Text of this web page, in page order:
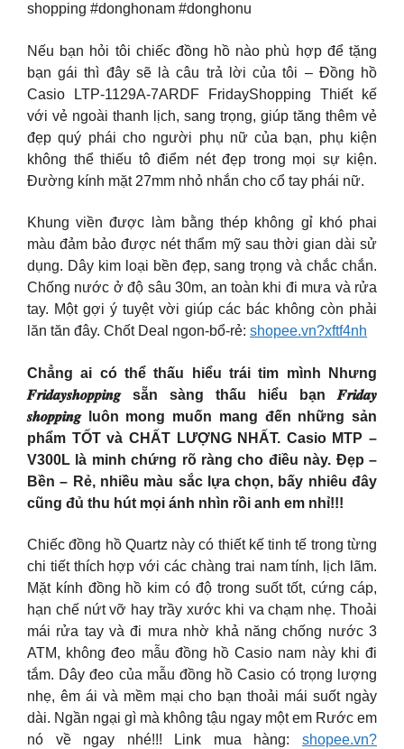
shopping #donghonam #donghonu
Nếu bạn hỏi tôi chiếc đồng hồ nào phù hợp để tặng
bạn gái thì đây sẽ là câu trả lời của tôi – Đồng hồ
Casio LTP-1129A-7ARDF FridayShopping Thiết kế
với vẻ ngoài thanh lịch, sang trọng, giúp tăng thêm vẻ
đẹp quý phái cho người phụ nữ của bạn, phụ kiện
không thể thiếu tô điểm nét đẹp trong mọi sự kiện.
Đường kính mặt 27mm nhỏ nhắn cho cổ tay phái nữ.
Khung viền được làm bằng thép không gỉ khó phai
màu đảm bảo được nét thẩm mỹ sau thời gian dài sử
dụng. Dây kim loại bền đẹp, sang trọng và chắc chắn.
Chống nước ở độ sâu 30m, an toàn khi đi mưa và rửa
tay. Một gợi ý tuyệt vời giúp các bác không còn phải
lăn tăn đây. Chốt Deal ngon-bổ-rẻ: shopee.vn?xftf4nh
Chẳng ai có thể thấu hiểu trái tim mình Nhưng
𝑭𝒓𝒊𝒅𝒂𝒚𝒔𝒉𝒐𝒑𝒑𝒊𝒏𝒈 sẵn sàng thấu hiểu bạn 𝑭𝒓𝒊𝒅𝒂𝒚
𝒔𝒉𝒐𝒑𝒑𝒊𝒏𝒈 luôn mong muốn mang đến những sản
phẩm TỐT và CHẤT LƯỢNG NHẤT. Casio MTP –
V300L là minh chứng rõ ràng cho điều này. Đẹp –
Bền – Rẻ, nhiều màu sắc lựa chọn, bấy nhiêu đây
cũng đủ thu hút mọi ánh nhìn rồi anh em nhỉ!!!
Chiếc đồng hồ Quartz này có thiết kế tinh tế trong từng
chi tiết thích hợp với các chàng trai nam tính, lịch lãm.
Mặt kính đồng hồ kim có độ trong suốt tốt, cứng cáp,
hạn chế nứt vỡ hay trầy xước khi va chạm nhẹ. Thoải
mái rửa tay và đi mưa nhờ khả năng chống nước 3
ATM, không đeo mẫu đồng hồ Casio nam này khi đi
tắm. Dây đeo của mẫu đồng hồ Casio có trọng lượng
nhẹ, êm ái và mềm mại cho bạn thoải mái suốt ngày
dài. Ngần ngại gì mà không tậu ngay một em Rước em
nó về ngay nhé!!! Link mua hàng: shopee.vn?